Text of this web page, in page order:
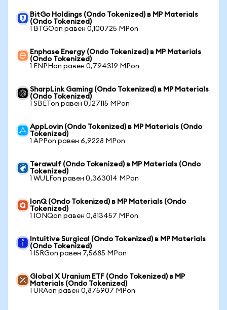
BitGo Holdings (Ondo Tokenized) в MP Materials
(Ondo Tokenized)
1 BTGOon равен 0,100725 MPon
Enphase Energy (Ondo Tokenized) в MP Materials
(Ondo Tokenized)
1 ENPHon равен 0,794319 MPon
SharpLink Gaming (Ondo Tokenized) в MP Materials
(Ondo Tokenized)
1 SBETon равен 0,127115 MPon
AppLovin (Ondo Tokenized) в MP Materials (Ondo
Tokenized)
1 APPon равен 6,9228 MPon
Terawulf (Ondo Tokenized) в MP Materials (Ondo
Tokenized)
1 WULFon равен 0,363014 MPon
IonQ (Ondo Tokenized) в MP Materials (Ondo
Tokenized)
1 IONQon равен 0,813457 MPon
Intuitive Surgical (Ondo Tokenized) в MP Materials
(Ondo Tokenized)
1 ISRGon равен 7,5685 MPon
Global X Uranium ETF (Ondo Tokenized) в MP
Materials (Ondo Tokenized)
1 URAon равен 0,875907 MPon